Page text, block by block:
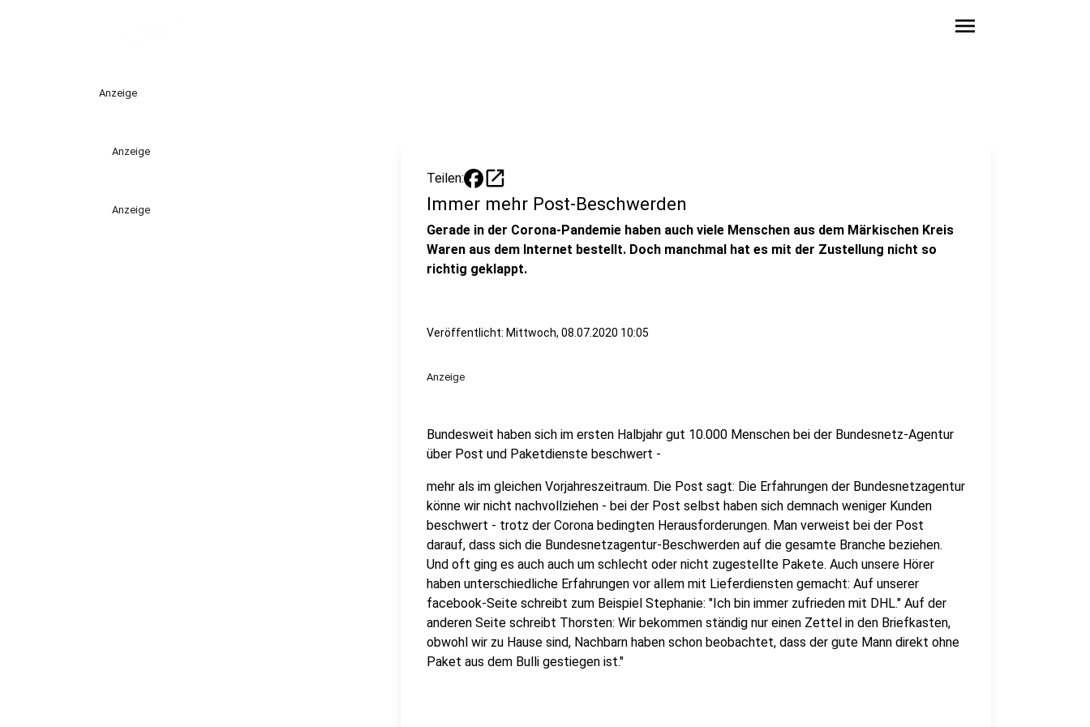
menu
Anzeige
Anzeige
Anzeige
Teilen: open_in_new
Immer mehr Post-Beschwerden
Gerade in der Corona-Pandemie haben auch viele Menschen aus dem Märkischen Kreis
Waren aus dem Internet bestellt. Doch manchmal hat es mit der Zustellung nicht so
richtig geklappt.
Veröffentlicht: Mittwoch, 08.07.2020 10:05
Anzeige
Bundesweit haben sich im ersten Halbjahr gut 10.000 Menschen bei der Bundesnetz-Agentur
über Post und Paketdienste beschwert -
mehr als im gleichen Vorjahreszeitraum. Die Post sagt: Die Erfahrungen der Bundesnetzagentur
könne wir nicht nachvollziehen - bei der Post selbst haben sich demnach weniger Kunden
beschwert - trotz der Corona bedingten Herausforderungen. Man verweist bei der Post
darauf, dass sich die Bundesnetzagentur-Beschwerden auf die gesamte Branche beziehen.
Und oft ging es auch auch um schlecht oder nicht zugestellte Pakete. Auch unsere Hörer
haben unterschiedliche Erfahrungen vor allem mit Lieferdiensten gemacht: Auf unserer
facebook-Seite schreibt zum Beispiel Stephanie: "Ich bin immer zufrieden mit DHL." Auf der
anderen Seite schreibt Thorsten: Wir bekommen ständig nur einen Zettel in den Briefkasten,
obwohl wir zu Hause sind, Nachbarn haben schon beobachtet, dass der gute Mann direkt ohne
Paket aus dem Bulli gestiegen ist."